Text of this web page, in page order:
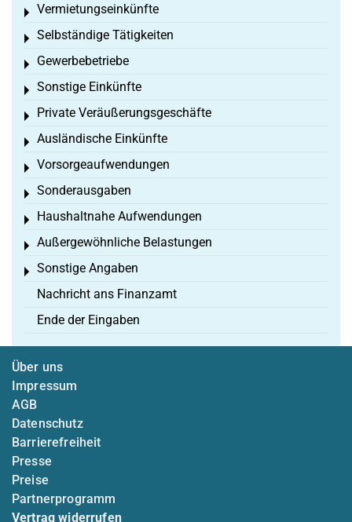
Vermietungseinkünfte
Toggle menu
Selbständige Tätigkeiten
Toggle menu
Gewerbebetriebe
Toggle menu
Sonstige Einkünfte
Toggle menu
Private Veräußerungsgeschäfte
Toggle menu
Ausländische Einkünfte
Toggle menu
Vorsorgeaufwendungen
Toggle menu
Sonderausgaben
Toggle menu
Haushaltnahe Aufwendungen
Toggle menu
Außergewöhnliche Belastungen
Toggle menu
Sonstige Angaben
Toggle menu
Nachricht ans Finanzamt
Ende der Eingaben
Über uns
Impressum
AGB
Datenschutz
Barrierefreiheit
Presse
Preise
Partnerprogramm
Vertrag widerrufen